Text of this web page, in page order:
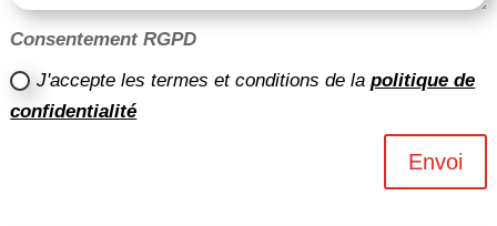
Consentement RGPD
J'accepte les termes et conditions de lapolitique de
confidentialité
Envoi